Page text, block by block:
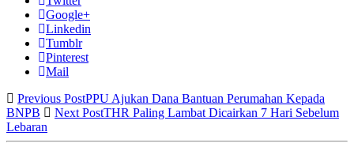
Google+
Linkedin
Tumblr
Pinterest
Mail
Previous PostPPU Ajukan Dana Bantuan Perumahan Kepada
BNPB
Next PostTHR Paling Lambat Dicairkan 7 Hari Sebelum
Lebaran